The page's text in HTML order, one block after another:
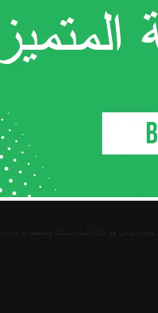
تروفيت تونس هو دليل أعمال تملكه وتحتفظ به وتديره